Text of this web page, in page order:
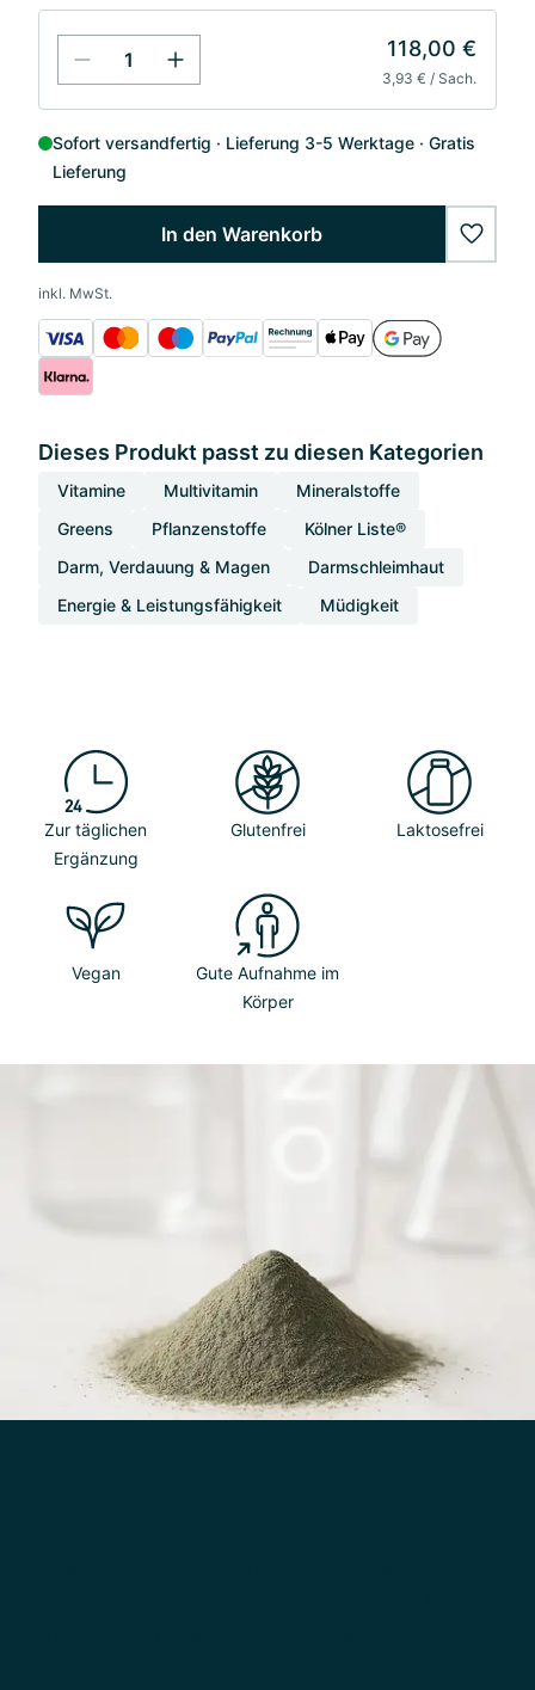
118,00 €
3,93 € / Sach.
Sofort versandfertig Lieferung 3-5 Werktage
Gratis
Lieferung
In den Warenkorb
inkl. MwSt.
Dieses Produkt passt zu diesen Kategorien
Vitamine Multivitamin
Mineralstoffe
Greens
Pflanzenstoffe
Kölner Liste®
Darm, Verdauung & Magen
Darmschleimhaut
Energie & Leistungsfähigkeit
Müdigkeit
Zur täglichen
Ergänzung
Glutenfrei Laktosefrei
Vegan
Gute Aufnahme im
Körper